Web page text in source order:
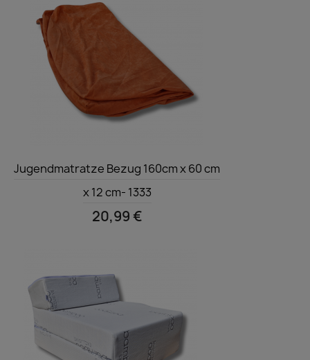

Jugendmatratze Bezug 160cm x 60 cm
x 12 cm- 1333
20,99 €